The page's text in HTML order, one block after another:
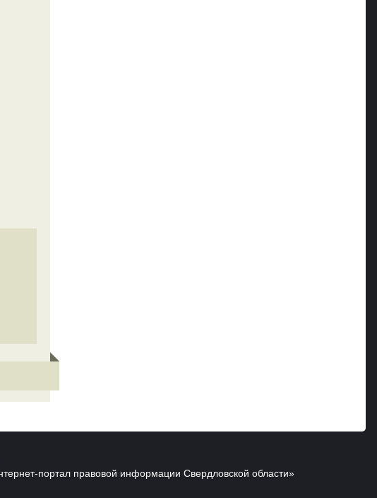
портал правовой информации Свердловской области»